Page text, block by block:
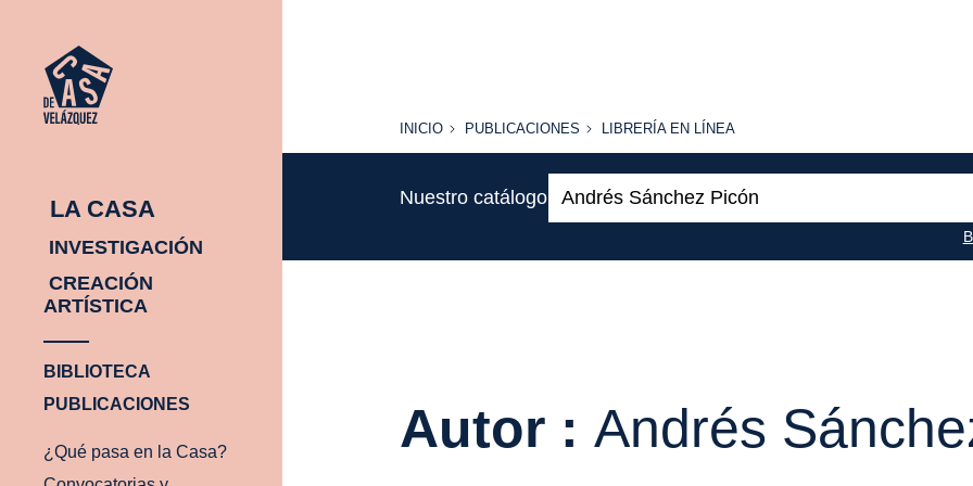
LA CASA
INVESTIGACIÓN
CREACIÓN
ARTÍSTICA
BIBLIOTECA
PUBLICACIONES
¿Qué pasa en la Casa?
INICIO
INICIO PUBLICACIONES
PUBLICACIONES
LIBRERÍA
LÍNEA
LIBRERÍA EN LÍNEA
Nuestro catálogo
Autor :Andrés